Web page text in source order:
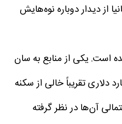
از دیدار دوباره نوه‌هایش
است. یکی از منابع به سان
دلاری تقریباً خالی از سکنه
آن‌ها در نظر گرفته